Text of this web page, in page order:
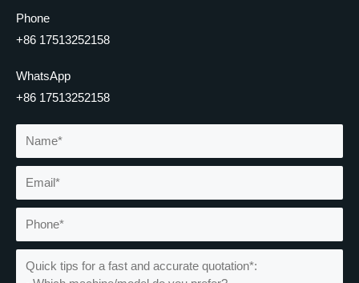
Phone
+86 17513252158
WhatsApp
+86 17513252158